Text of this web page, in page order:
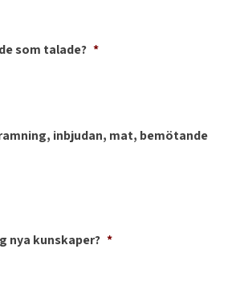
som talade? *
inbjudan, mat, bemötande
nya kunskaper? *